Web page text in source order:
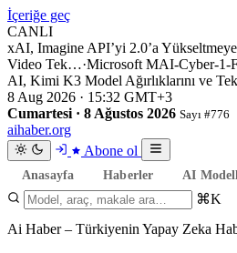
İçeriğe geç
CANLI
xAI, Imagine API’yi 2.0’a
Video Tek…·Microsoft MAI-Cyber-1-
AI, Kimi K3 Model Ağırlıklarını ve
8 Aug 2026 · 15:32 GMT+3
Cumartesi · 8 Ağustos 2026 Sayı #776
aihaber.org
Abone ol
Anasayfa Haberler AI
⌘K
Ai Haber – Türkiyenin Yapay Zeka